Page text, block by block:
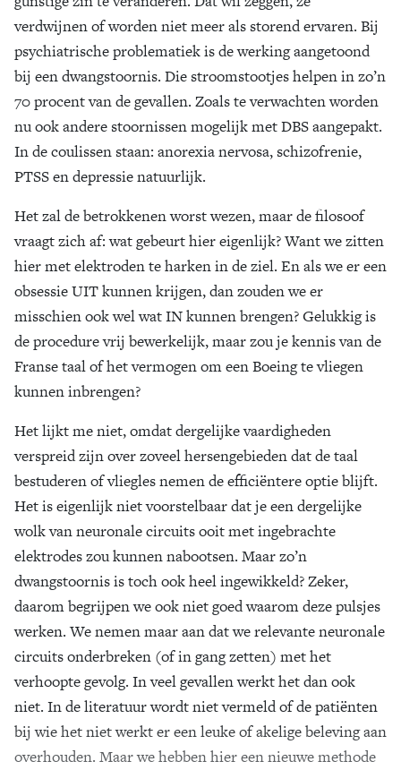
verdwijnen of worden niet meer als storend ervaren. Bij
psychiatrische problematiek is de werking aangetoond
bij een dwangstoornis. Die stroomstootjes helpen in zo’n
70 procent van de gevallen. Zoals te verwachten worden
nu ook andere stoornissen mogelijk met DBS aangepakt.
In de coulissen staan: anorexia nervosa, schizofrenie,
PTSS en depressie natuurlijk.
Het zal de betrokkenen worst wezen, maar de filosoof
vraagt zich af: wat gebeurt hier eigenlijk? Want we zitten
hier met elektroden te harken in de ziel. En als we er een
obsessie UIT kunnen krijgen, dan zouden we er
misschien ook wel wat IN kunnen brengen? Gelukkig is
de procedure vrij bewerkelijk, maar zou je kennis van de
Franse taal of het vermogen om een Boeing te vliegen
kunnen inbrengen?
Het lijkt me niet, omdat dergelijke vaardigheden
verspreid zijn over zoveel hersengebieden dat de taal
bestuderen of vliegles nemen de efficiëntere optie blijft.
Het is eigenlijk niet voorstelbaar dat je een dergelijke
wolk van neuronale circuits ooit met ingebrachte
elektrodes zou kunnen nabootsen. Maar zo’n
dwangstoornis is toch ook heel ingewikkeld? Zeker,
daarom begrijpen we ook niet goed waarom deze pulsjes
werken. We nemen maar aan dat we relevante neuronale
circuits onderbreken (of in gang zetten) met het
verhoopte gevolg. In veel gevallen werkt het dan ook
niet. In de literatuur wordt niet vermeld of de patiënten
bij wie het niet werkt er een leuke of akelige beleving aan
overhouden. Maar we hebben hier een nieuwe methode